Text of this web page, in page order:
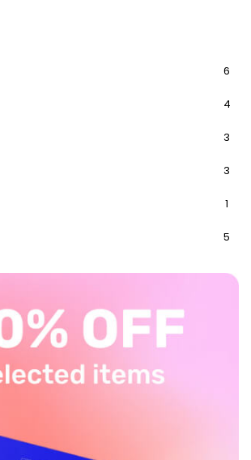
6
4
3
3
1
5